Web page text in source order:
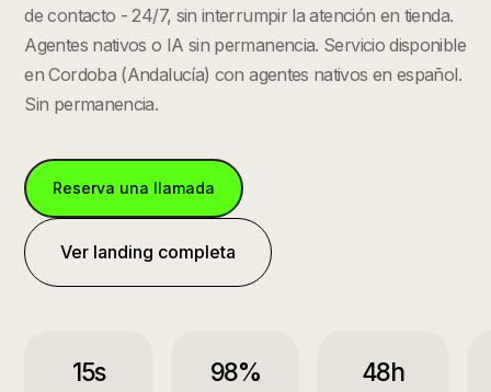
de contacto - 24/7, sin interrumpir la atención en tienda.
Agentes nativos o IA sin permanencia. Servicio disponible
enCordoba (Andalucía) con agentes nativos en español.
Sin permanencia.
Reserva una llamada
Ver landing completa
15s 98% 48h